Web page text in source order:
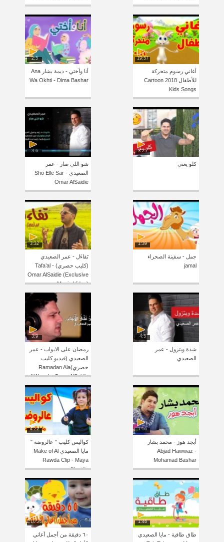
19:57
أغاني رسوم متحركة
للأطفال 2018 Cartoon
Kids Songs
2:5
أنا وأختي - ديمة بشار Ana
Wa Okhti - Dima Bashar
3:25
كلو يغني
3:6
شو اللي صار - عمر
الصعيدي Sho Elle Sar -
Omar AlSaidie
1:39
جمل - سفينة الصحراء
jamal
3:32
تَفاءَل - عمر الصعيدي
(كليب حصري) Tafa’al -
Omar AlSaidie (Exclusive
Music Video)
4:5
شدة وبتزول - عمر
الصعيدي
3:9
رمضان على الابواب - عمر
الصعيدي (فيديو كليب
حصري)Ramadan Ala
AlAbwab- Omar AlSaidie
(Exclusive Clip)
1:56
أبجد هوز - محمد بشار
Abjad Hawwaz -
Mohamad Bashar
4:22
كواليس كليب " عالروضة "
مايا الصعيدي Make of Al
Rawda Clip - Maya
Alsaidie
1:46
طاق طاقية - مايا الصعيدي
1:10:26
٦٠ دقيقة من أجمل أغاني